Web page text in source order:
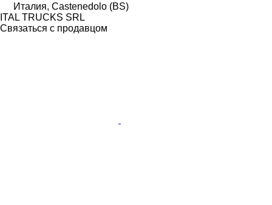
Италия, Castenedolo (BS)
ITAL TRUCKS SRL
Связаться с продавцом